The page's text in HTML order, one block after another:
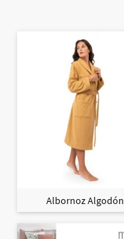
Albornoz Algodón